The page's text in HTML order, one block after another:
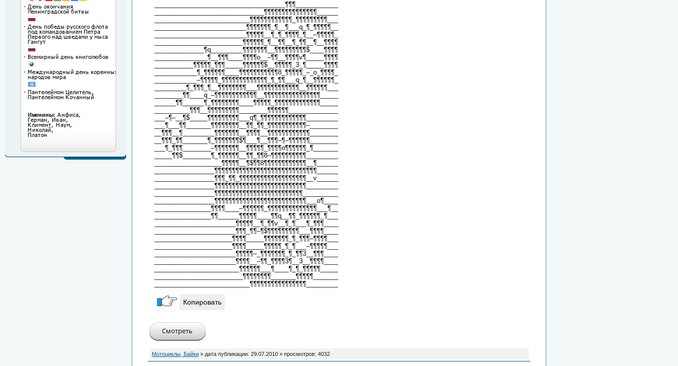
_____________________________________¶¶¶____________
_______________________________¶¶¶¶¶¶¶¶¶¶¶¶¶¶¶______
___________________________¶¶¶¶¶¶¶¶¶¶¶¶_¶¶¶¶¶¶¶¶¶___
__________________________¶¶¶¶¶¶¶_¶__¶___q_¶_¶¶¶¶¶__
__________________________¶¶¶¶¶__¶_¶_¶¶¶¶_¶__–¶¶¶¶¶_
_________________________¶¶¶¶¶¶_¶__¶¶__¶_¶¶__¶__¶¶¶¶
______________¶q_________¶¶¶¶¶¶¶__¶¶¶¶¶¶¶¶¶$____¶¶¶¶
_______________¶__¶¶¶____¶¶¶¶o__–¶¶__¶¶¶¶v¶_____¶¶¶¶
___________¶¶¶¶¶_¶¶¶_____¶¶¶¶¶¶$__¶¶¶¶¶_3_¶_____¶¶¶¶
____________¶_¶¶¶¶¶¶____¶¶¶¶¶¶¶¶¶¶¶8_¶¶¶¶¶_–_o_¶¶¶¶_
____________–¶¶¶¶¶_¶¶¶¶¶¶¶¶¶¶¶¶¶_¶_¶¶___q_¶__¶¶¶¶¶¶_
_________¶_¶¶¶_¶__¶¶¶¶¶¶¶¶___¶¶¶¶¶¶¶¶¶¶¶¶__¶¶¶¶¶¶___
________¶¶____q_–¶¶¶¶¶¶¶¶¶¶¶¶__¶¶¶¶¶¶¶¶¶¶¶¶¶¶¶¶_____
______¶¶______¶_¶¶¶¶¶¶¶¶____¶¶¶¶¶_¶¶¶¶¶¶¶¶¶¶¶¶¶_____
__________¶¶¶__¶¶¶¶¶¶¶¶¶________¶¶¶¶¶¶______________
___–¶–__¶$_____¶¶¶¶¶¶¶¶¶___q¶_¶¶¶¶¶¶¶¶¶¶¶¶¶_________
___¶___¶¶_______¶¶¶¶¶¶¶¶__¶¶_¶¶_¶¶¶¶¶¶¶¶¶¶¶–________
__¶¶¶__¶_________¶¶¶¶¶¶¶__¶¶¶¶__¶¶¶¶¶¶¶¶¶¶¶¶________
__¶¶¶_¶¶_______¶_¶¶¶¶¶¶¶$¶___¶__¶¶¶–¶–¶¶¶¶¶¶________
___¶_¶¶¶________–¶¶¶¶¶¶¶__¶¶¶¶¶_¶¶¶¶o¶¶¶¶¶¶_¶_______
_____¶¶$________¶_¶¶¶¶¶¶__¶¶_¶¶8–¶¶¶¶¶¶¶¶¶¶_________
___________________¶¶¶¶¶__¶$¶¶8¶¶¶¶¶¶¶¶¶¶¶¶__¶______
_________________¶¶¶¶¶¶¶¶¶¶¶¶¶¶¶¶¶¶¶¶¶¶¶¶¶¶¶¶¶______
_________________¶¶¶_¶¶_¶¶¶¶¶¶¶¶¶¶¶¶¶¶¶¶¶¶¶__v______
_________________¶¶¶¶¶¶¶¶¶¶¶¶¶¶¶¶¶¶¶¶¶¶¶¶¶¶_________
_________________¶¶¶¶¶¶¶¶¶¶¶¶¶¶¶¶¶¶¶¶¶¶¶¶¶__________
_________________¶¶¶¶¶¶¶¶¶¶¶¶¶¶¶¶¶¶¶¶¶¶¶¶¶¶___o¶____
________________¶¶¶¶____–¶¶¶¶¶¶_¶¶¶¶¶¶¶¶¶¶¶¶¶¶___¶__
________________¶¶______¶¶¶¶¶____¶¶q__¶¶_¶¶¶¶¶¶_¶___
_______________________¶¶¶¶¶__¶_¶¶v__¶_¶___¶_¶¶¶____
_______________________¶¶¶_¶¶–¶$¶¶¶¶¶¶¶¶¶___¶¶¶¶____
______________________¶¶¶¶_____¶¶¶¶¶¶¶_¶_¶¶¶–¶¶¶¶___
______________________¶¶¶¶_____¶¶¶¶¶_¶_¶___–¶¶¶¶¶___
_______________________¶¶¶¶¶–_¶¶¶¶¶¶¶_¶_¶¶3__¶¶¶____
_______________________¶¶¶¶__–¶¶_¶¶¶¶3¶__3__¶¶¶¶____
________________________¶¶¶¶¶¶___¶____¶_¶_¶¶¶¶¶_____
_________________________¶¶¶¶¶¶¶¶_______¶¶¶¶¶_______
___________________________¶¶¶¶¶¶¶¶¶¶¶¶¶¶¶¶_________
Копировать
Мотоциклы, Байки » дата публикации: 29.07.2010 » просмотров: 4032